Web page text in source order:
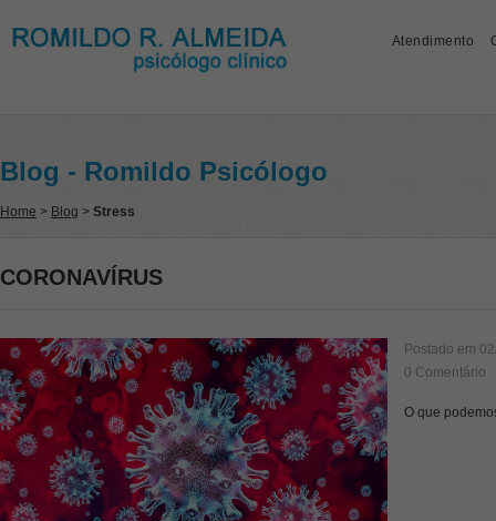
Atendimento
Blog - Romildo Psicólogo
Home > Blog > Stress
CORONAVÍRUS
Postado em
0 Comentário
O que